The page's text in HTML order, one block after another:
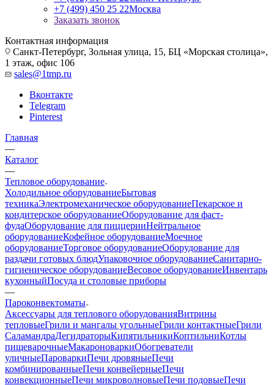
+7 (499) 450 25 22Москва
Заказать звонок
Контактная информация
Санкт-Петербург, Зольная улица, 15, БЦ «Морская столица»,
1 этаж, офис 106
sales@1tmp.ru
Вконтакте
Telegram
Pinterest
Главная
—
Каталог
—
Тепловое оборудование
Холодильное оборудованиеБытовая
техникаЭлектромеханическое оборудованиеПекарское и
кондитерское оборудованиеОборудование для фаст-
фудаОборудование для пиццерииНейтральное
оборудованиеКофейное оборудованиеМоечное
оборудованиеТорговое оборудованиеОборудование для
раздачи готовых блюдУпаковочное оборудованиеСанитарно-
гигиеническое оборудованиеВесовое оборудованиеИнвентарь
кухонныйПосуда и столовые приборы
—
Пароконвектоматы
Аксессуары для теплового оборудованияВитрины
тепловыеГрили и мангалы угольныеГрили контактныеГрили
СаламандраДегидраторыКипятильникиКоптильниКотлы
пищеварочныеМакароноваркиОбогреватели
уличныеПароваркиПечи дровяныеПечи
комбинированныеПечи конвейерныеПечи
конвекционныеПечи микроволновыеПечи подовыеПечи